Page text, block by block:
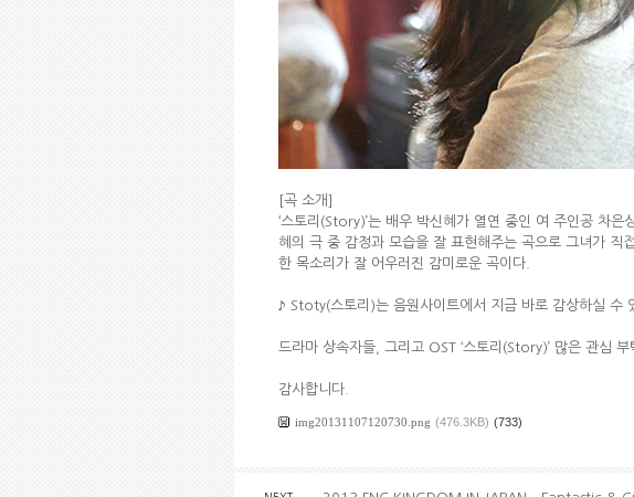
[곡 소개]
‘스토리(Story)’는 배우 박신혜가 열연 중인 여 주인공 차
혜의 극 중 감정과 모습을 잘 표현해주는 곡으로 그녀가 직
한 목소리가 잘 어우러진 감미로운 곡이다.
♪ Stoty(스토리)는 음원사이트에서 지금 바로 감상하실 수
드라마 상속자들, 그리고 OST ‘스토리(Story)’ 많은 관심 부
감사합니다.
img20131107120730.png (476.3KB) (733)